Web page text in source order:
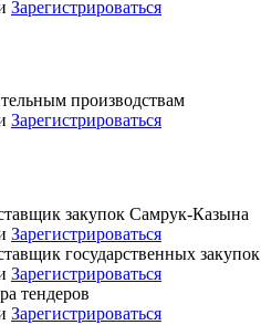
Зарегистрироваться
производствам
Зарегистрироваться
закупок Самрук-Казына
Зарегистрироваться
государственных закупок
Зарегистрироваться
тендеров
Зарегистрироваться